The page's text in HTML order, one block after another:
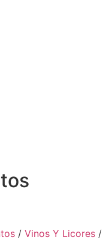
/ Vinos Y Licores /